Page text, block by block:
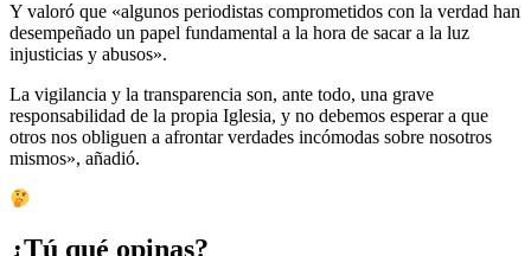
Y valoró que «algunos periodistas comprometidos con la verdad han
desempeñado un papel fundamental a la hora de sacar a la luz
injusticias y abusos».
La vigilancia y la transparencia son, ante todo, una grave
responsabilidad de la propia Iglesia, y no debemos esperar a que
otros nos obliguen a afrontar verdades incómodas sobre nosotros
mismos», añadió.
¿Tú qué opinas?